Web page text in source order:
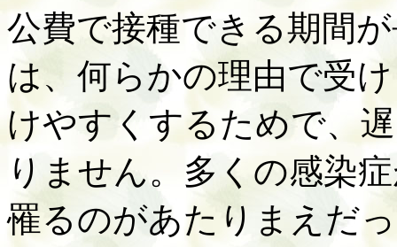
公費で接種できる期間
は、何らかの理由で受
けやすくするためで、
りません。多くの感染
罹るのがあたりまえだ